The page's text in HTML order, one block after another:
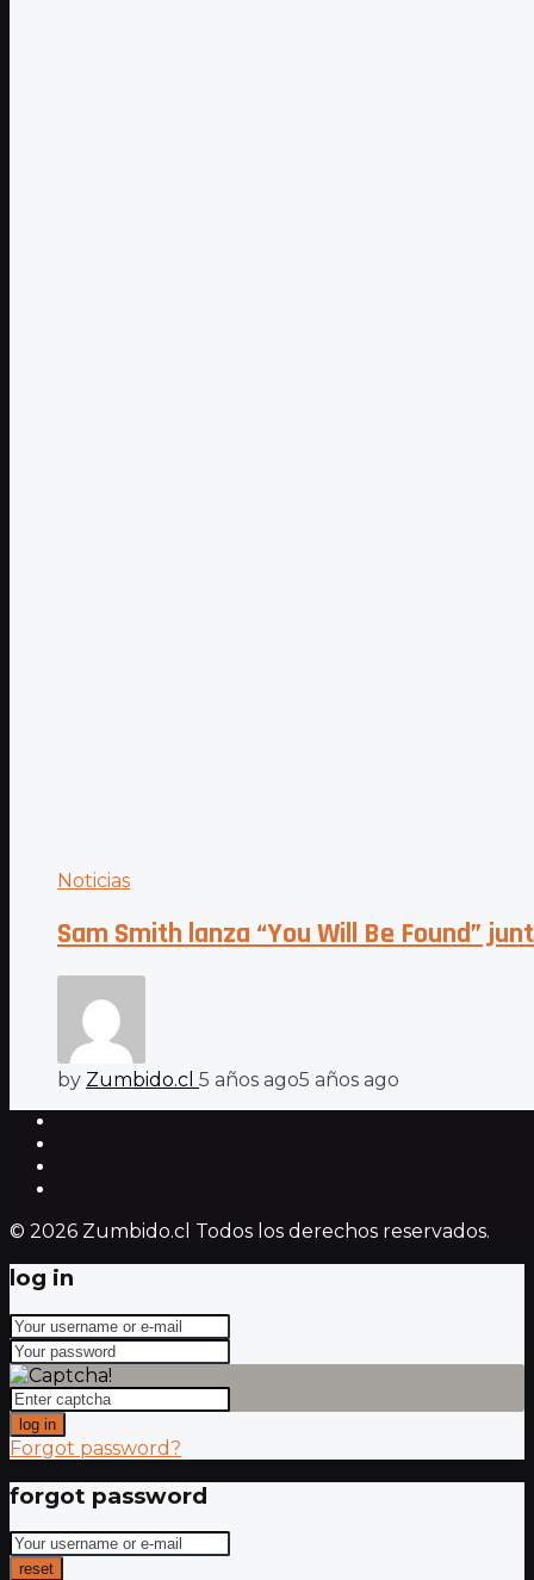
Noticias
Sam Smith lanza “You Will Be Found”
by Zumbido.cl 5 años ago5 años ago
© 2026 Zumbido.cl Todos los derechos reservados.
log in
log in
Forgot password?
forgot password
reset